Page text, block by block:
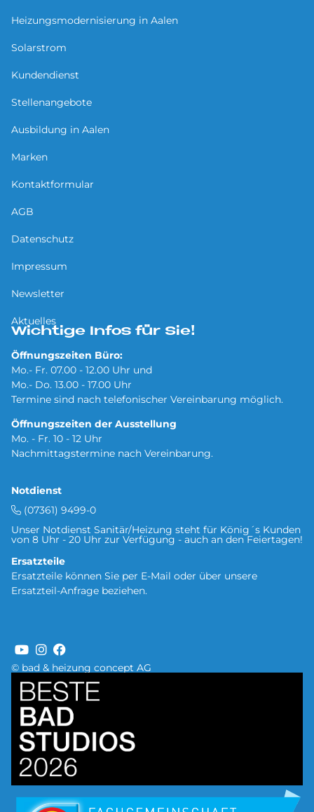
© bad & heizung concept AG
Heizungsmodernisierung in Aalen
Solarstrom
Kundendienst
Stellenangebote
Ausbildung in Aalen
Marken
Kontaktformular
AGB
Datenschutz
Impressum
Newsletter
Aktuelles
Wichtige Infos für Sie!
Öffnungszeiten Büro:
Mo.- Fr. 07.00 - 12.00 Uhr und
Mo.- Do. 13.00 - 17.00 Uhr
Termine sind nach telefonischer Vereinbarung möglich.
Öffnungszeiten der Ausstellung
Mo. - Fr. 10 - 12 Uhr
Nachmittagstermine nach Vereinbarung.
Notdienst
(07361) 9499-0
Unser Notdienst Sanitär/Heizung steht für König´s Kunden
von 8 Uhr - 20 Uhr zur Verfügung - auch an den Feiertagen!
Ersatzteile
Ersatzteile können Sie per E-Mail oder über unsere
Ersatzteil-Anfrage beziehen.